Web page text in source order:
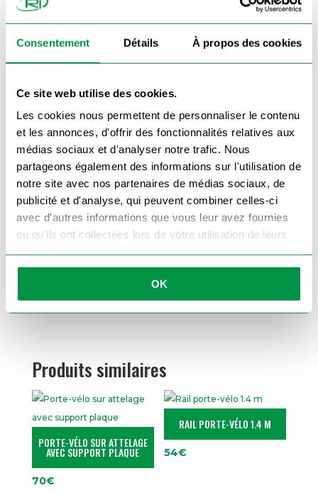
Consentement Détails À propos des cookies
Ce site web utilise des cookies.
Les cookies nous permettent de personnaliser le contenu
et les annonces, d'offrir des fonctionnalités relatives aux
médias sociaux et d'analyser notre trafic. Nous
partageons également des informations sur l'utilisation de
notre site avec nos partenaires de médias sociaux, de
publicité et d'analyse, qui peuvent combiner celles-ci
avec d'autres informations que vous leur avez fournies
ou qu'ils ont collectées lors de votre utilisation de leurs
services.
OK
un maintien encore plus efficace. Pour encore
catégorie d'accessoires pour vos motos.
Que vous soyez un particulier ou un
professionnel, ce bloque roue moto/scooter est
roue moto/scooteret facilitez le transport de
Vous aimerez peut-être aussi…
SANGLE DE GUIDON 35 MM 2 M 75
110€
Produits similaires
PORTE-VÉLO SUR ATTELAGE
AVEC SUPPORT PLAQUE
70€
RAIL PORTE-VÉLO 1.4 M
54€